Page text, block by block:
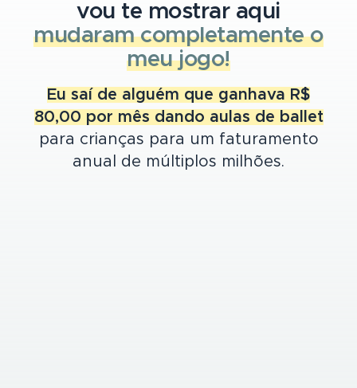
vou te mostrar aqui
mudaram completamente o
meu jogo!
Eu saí de alguém que ganhava R$
80,00 por mês dando aulas de ballet
para crianças para um faturamento
anual de múltiplos milhões.